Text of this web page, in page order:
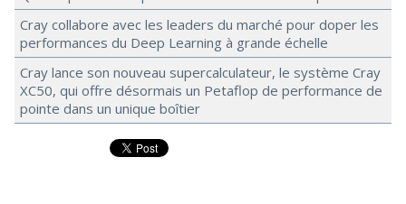
Cray collabore avec les leaders du marché pour doper les
performances du Deep Learning à grande échelle
Cray lance son nouveau supercalculateur, le système Cray
XC50, qui offre désormais un Petaflop de performance de
pointe dans un unique boîtier